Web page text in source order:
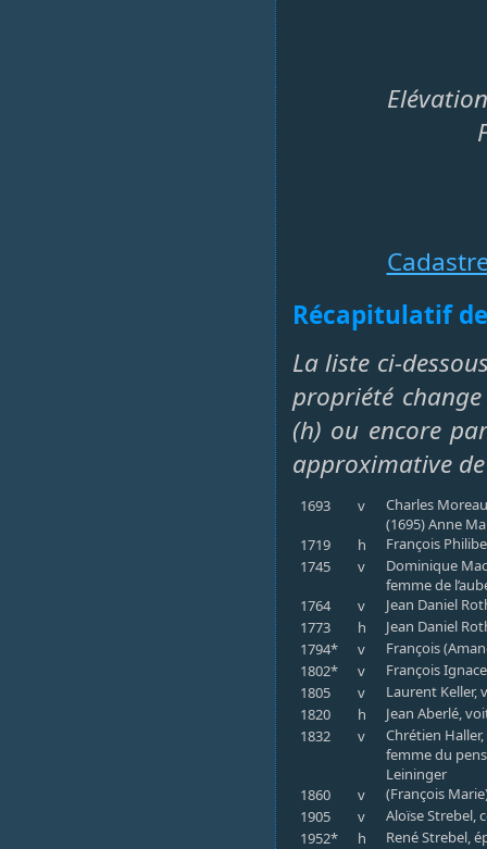
Récapitulatif
La liste ci-
propriété
(h) ou encore
approximative
1693 v
Charles
(1695) Anne
1719
h
François
1745
v
Dominique
femme de
1764
v
Jean Daniel
1773
h
Jean Daniel
1794*
v
François
1802*
v
François
1805
v
Laurent Keller,
1820
h
Jean Aberlé,
1832
v
Chrétien
femme du
Leininger
1860
v
(François
1905
v
Aloïse Strebel,
1952*
h René Strebel,